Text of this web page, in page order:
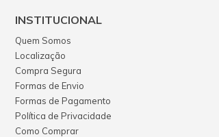
INSTITUCIONAL
Quem Somos
Localização
Compra Segura
Formas de Envio
Formas de Pagamento
Política de Privacidade
Como Comprar